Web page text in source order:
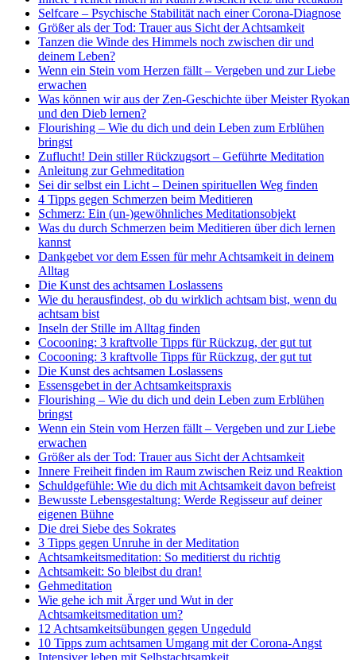
Selfcare – Psychische Stabilität nach einer Corona-Diagnose
Größer als der Tod: Trauer aus Sicht der Achtsamkeit
Tanzen die Winde des Himmels noch zwischen dir und
deinem Leben?
Wenn ein Stein vom Herzen fällt – Vergeben und zur Liebe
erwachen
Was können wir aus der Zen-Geschichte über Meister Ryokan
und den Dieb lernen?
Flourishing – Wie du dich und dein Leben zum Erblühen
bringst
Zuflucht! Dein stiller Rückzugsort – Geführte Meditation
Anleitung zur Gehmeditation
Sei dir selbst ein Licht – Deinen spirituellen Weg finden
4 Tipps gegen Schmerzen beim Meditieren
Schmerz: Ein (un-)gewöhnliches Meditationsobjekt
Was du durch Schmerzen beim Meditieren über dich lernen
kannst
Dankgebet vor dem Essen für mehr Achtsamkeit in deinem
Alltag
Die Kunst des achtsamen Loslassens
Wie du herausfindest, ob du wirklich achtsam bist, wenn du
achtsam bist
Inseln der Stille im Alltag finden
Cocooning: 3 kraftvolle Tipps für Rückzug, der gut tut
Cocooning: 3 kraftvolle Tipps für Rückzug, der gut tut
Die Kunst des achtsamen Loslassens
Essensgebet in der Achtsamkeitspraxis
Flourishing – Wie du dich und dein Leben zum Erblühen
bringst
Wenn ein Stein vom Herzen fällt – Vergeben und zur Liebe
erwachen
Größer als der Tod: Trauer aus Sicht der Achtsamkeit
Innere Freiheit finden im Raum zwischen Reiz und Reaktion
Schuldgefühle: Wie du dich mit Achtsamkeit davon befreist
Bewusste Lebensgestaltung: Werde Regisseur auf deiner
eigenen Bühne
Die drei Siebe des Sokrates
3 Tipps gegen Unruhe in der Meditation
Achtsamkeitsmeditation: So meditierst du richtig
Achtsamkeit: So bleibst du dran!
Gehmeditation
Wie gehe ich mit Ärger und Wut in der
Achtsamkeitsmeditation um?
12 Achtsamkeitsübungen gegen Ungeduld
10 Tipps zum achtsamen Umgang mit der Corona-Angst